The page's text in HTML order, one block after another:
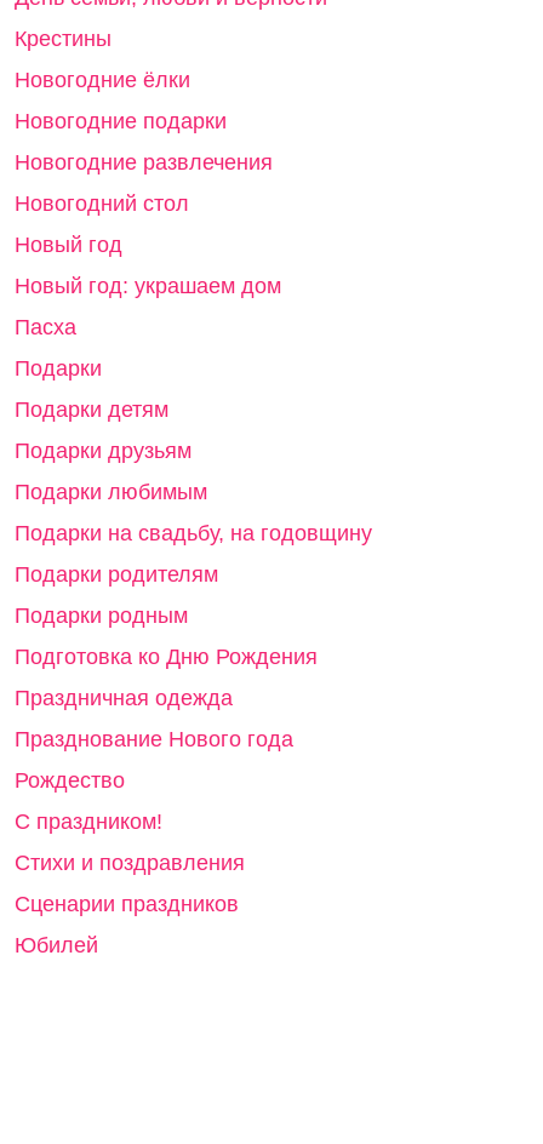
Крестины
Новогодние ёлки
Новогодние подарки
Новогодние развлечения
Новогодний стол
Новый год
Новый год: украшаем дом
Пасха
Подарки
Подарки детям
Подарки друзьям
Подарки любимым
Подарки на свадьбу, на годовщину
Подарки родителям
Подарки родным
Подготовка ко Дню Рождения
Праздничная одежда
Празднование Нового года
Рождество
С праздником!
Стихи и поздравления
Сценарии праздников
Юбилей